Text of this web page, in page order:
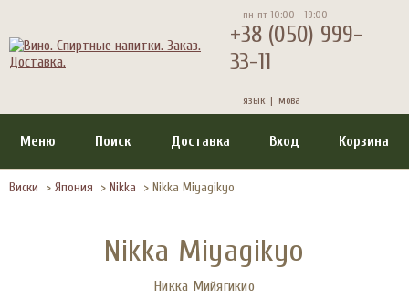
пн-пт 10:00 - 19:00
+38 (050) 999-
33-11
язык | мова
Меню Поиск Доставка Вход Корзина
Виски > Япония > Nikka > Nikka Miyagikyo
Nikka Miyagikyo
Никка Мийягикио